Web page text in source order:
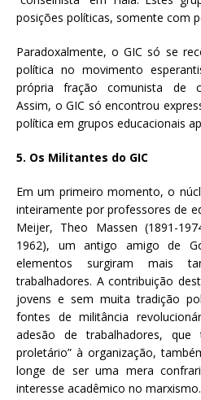
posições políticas, somente com
Paradoxalmente, o GIC só se
política no movimento
própria fração comunista de
Assim, o GIC só encontrou
política em grupos educacionais
5. Os Militantes do GIC
Em um primeiro momento, o
inteiramente por professores de
Meijer, Theo Massen (1891-
1962), um antigo amigo de
elementos surgiram mais
trabalhadores. A contribuição
jovens e sem muita tradição
fontes de militância
adesão de trabalhadores, que
proletário” à organização,
longe de ser uma mera
interesse acadêmico no marxismo.